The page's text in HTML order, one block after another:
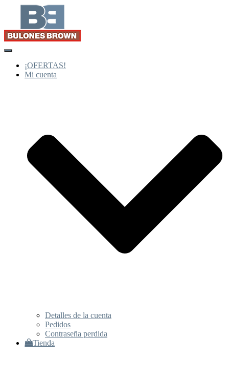
Cambiar
navegación
¡OFERTAS!
Mi cuenta
Detalles de la cuenta
Pedidos
Contraseña perdida
Tienda